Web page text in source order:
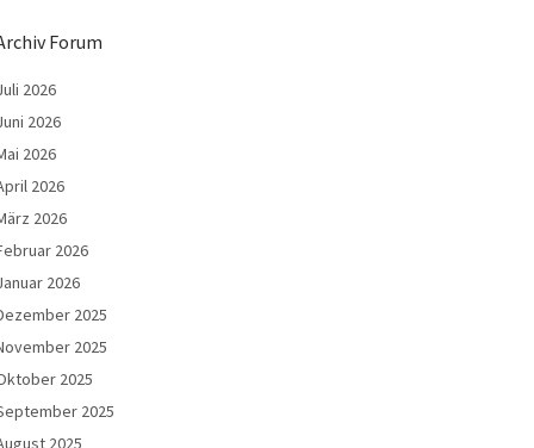
Forum
2026
2026
2026
2026
2026
2026
2026
2025
2025
2025
2025
2025